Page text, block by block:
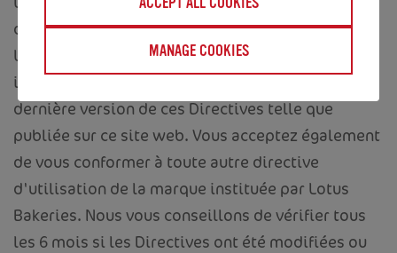
directives à tout moment et à sa seule discrétion.
Les modifications seront publiées sur ce site
internet. Vous acceptez d'être lié(e) par la
dernière version de ces Directives telle que
publiée sur ce site web. Vous acceptez également
de vous conformer à toute autre directive
d'utilisation de la marque instituée par Lotus
Bakeries. Nous vous conseillons de vérifier tous
les 6 mois si les Directives ont été modifiées ou
MANAGE COOKIES